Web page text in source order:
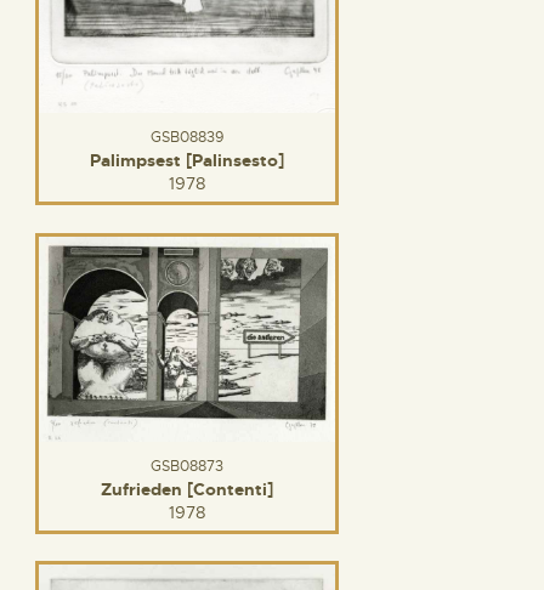
GSB08839
Palimpsest [Palinsesto]
1978
GSB08873
Zufrieden [Contenti]
1978